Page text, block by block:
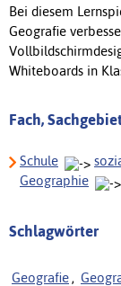
Bei diesem
Geografie
Whiteboards in
Fach,
Schule
Geographie
Schlagwörter
Geografie ,